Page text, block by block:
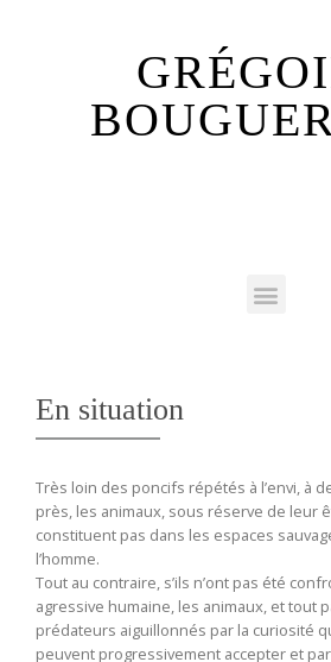
En situation
Très loin des poncifs répétés à l’envi, à
près, les animaux, sous réserve de leur
constituent pas dans les espaces
l’homme.
Tout au contraire, s’ils n’ont pas été
agressive humaine, les animaux, et tout
prédateurs aiguillonnés par la curiosité
peuvent progressivement accepter et